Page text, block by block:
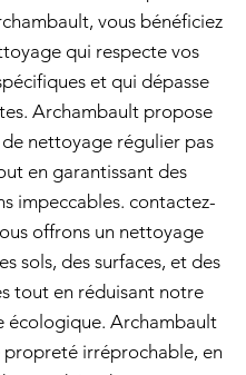
vous bénéficiez
qui respecte vos
et qui dépasse
Archambault propose
nettoyage régulier pas
en garantissant des
impeccables. contactez-
offrons un nettoyage
sols, des surfaces, et des
tout en réduisant notre
écologique. Archambault
propreté irréprochable, en